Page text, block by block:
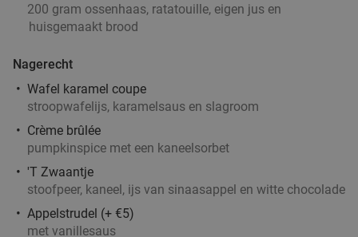
200 gram ossenhaas, ratatouille, eigen jus en
huisgemaakt brood
Nagerecht
Wafel karamel coupe
stroopwafelijs, karamelsaus en slagroom
Crème brûlée
pumpkinspice met een kaneelsorbet
'T Zwaantje
stoofpeer, kaneel, ijs van sinaasappel en witte chocolade
Appelstrudel (+ €5)
met vanillesaus